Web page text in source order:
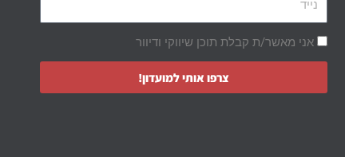
אני מאשר/ת קבלת תוכן שיווקי ודיוור
צרפו אותי למועדון!